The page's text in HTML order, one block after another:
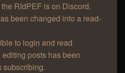
RIdPEF is on Discord.
been changed into a read-
to login and read
posts has been
subscribing.